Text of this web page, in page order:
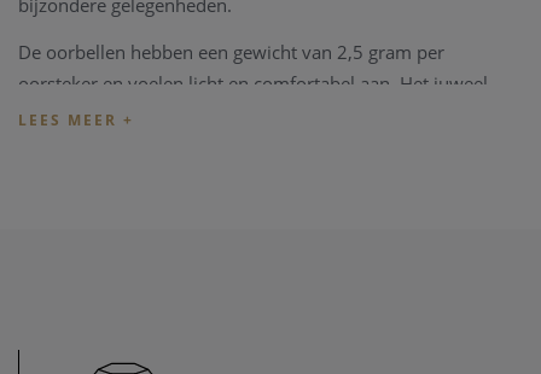
bijzondere gelegenheden.
De oorbellen hebben een gewicht van 2,5 gram per
oorsteker en voelen licht en comfortabel aan. Het juweel
verkeert in een uitstekende conditie en werd zorgvuldig
Heeft u vragen over deze oorbellen of wenst u bijkomende